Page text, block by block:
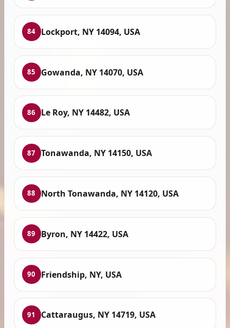
84 Lockport, NY 14094, USA
85 Gowanda, NY 14070, USA
86 Le Roy, NY 14482, USA
87 Tonawanda, NY 14150, USA
88 North Tonawanda, NY 14120, USA
89 Byron, NY 14422, USA
90 Friendship, NY, USA
91 Cattaraugus, NY 14719, USA